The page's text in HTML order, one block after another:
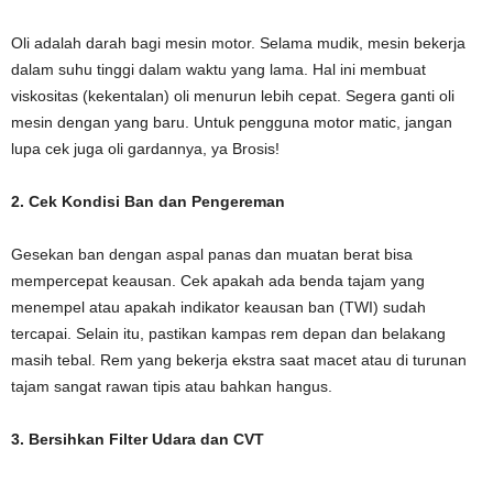
Oli adalah darah bagi mesin motor. Selama mudik, mesin bekerja
dalam suhu tinggi dalam waktu yang lama. Hal ini membuat
viskositas (kekentalan) oli menurun lebih cepat. Segera ganti oli
mesin dengan yang baru. Untuk pengguna motor matic, jangan
lupa cek juga oli gardannya, ya Brosis!
2. Cek Kondisi Ban dan Pengereman
Gesekan ban dengan aspal panas dan muatan berat bisa
mempercepat keausan. Cek apakah ada benda tajam yang
menempel atau apakah indikator keausan ban (TWI) sudah
tercapai. Selain itu, pastikan kampas rem depan dan belakang
masih tebal. Rem yang bekerja ekstra saat macet atau di turunan
tajam sangat rawan tipis atau bahkan hangus.
3. Bersihkan Filter Udara dan CVT